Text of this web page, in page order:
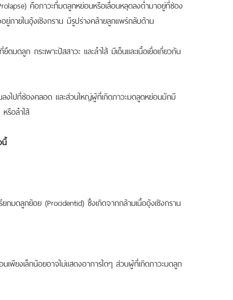
คือภาวะที่มดลูกหย่อนหรือเลื่อนหลุดลงต่ำมาอยู่ที่ช่อง
ภายในอุ้งเชิงกราน มีรูปร่างคล้ายลูกแพร์กลับด้าน
ดลูก กระเพาะปัสสาวะ และลำไส้ มีเอ็นและเนื้อเยื่อเกี่ยวกัน
ลงไปที่ช่องคลอด และส่วนใหญ่ผู้ที่เกิดภาวะมดลูดหย่อนมักมี
รือลำไส้
นี้
ดลูกย้อย (Procidentid) ซึ่งเกิดจากกล้ามเนื้ออุ้งเชิงกราน
พียงเล็กน้อยอาจไม่แสดงอาการใดๆ ส่วนผู้ที่เกิดภาวะมดลูก